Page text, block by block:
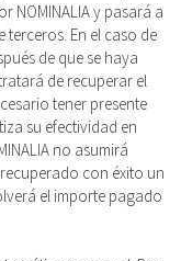
NOMINALIA y pasará a
En el caso de
de que se haya
de recuperar el
tener presente
su efectividad en
no asumirá
con éxito un
el importe pagado